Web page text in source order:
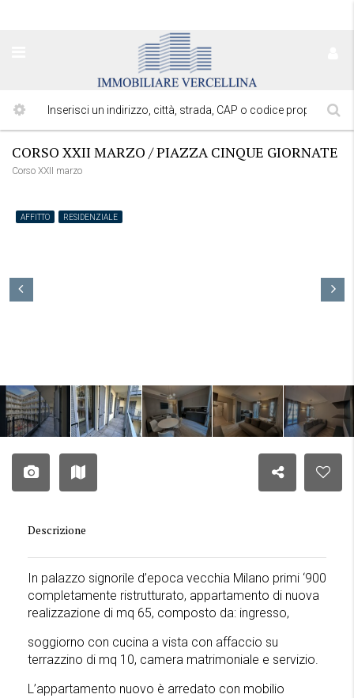
CORSO XXII MARZO / PIAZZA CINQUE GIORNATE
Corso XXII marzo
AFFITTO RESIDENZIALE
Descrizione
In palazzo signorile d’epoca vecchia Milano primi ‘900
completamente ristrutturato, appartamento di nuova
realizzazione di mq 65, composto da: ingresso,
soggiorno con cucina a vista con affaccio su
terrazzino di mq 10, camera matrimoniale e servizio.
L’appartamento nuovo è arredato con mobilio